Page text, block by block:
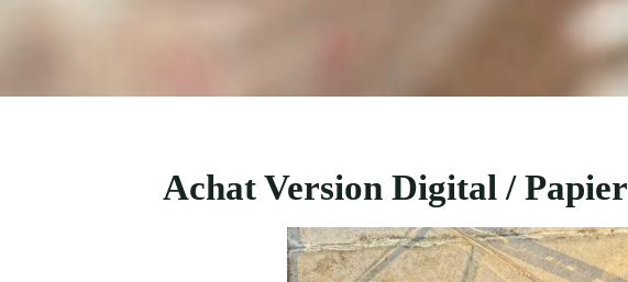
Achat Version Digital / Papier